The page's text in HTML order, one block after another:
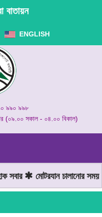
বাতায়ন
ENGLISH
৯৯০ ৯৯৮
(০৯.০০ সকাল - ০৪.০০ বিকাল)
সবার মোটরযান চালানোর সময়